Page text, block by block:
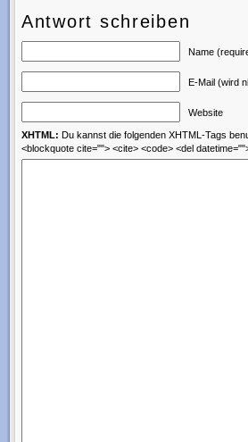
Antwort schreiben
Name
E-Mail (wird
Website
XHTML: Du kannst die folgenden XHTML-Tags
<blockquote cite=""> <cite> <code> <del